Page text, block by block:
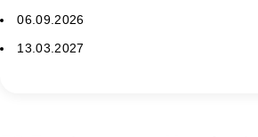
06.09.2026
13.03.2027